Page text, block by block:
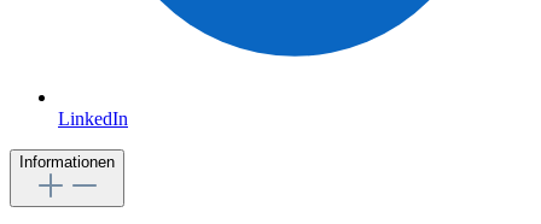
LinkedIn
Informationen